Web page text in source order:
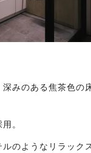
みのある焦茶色の
。
のようなリラック